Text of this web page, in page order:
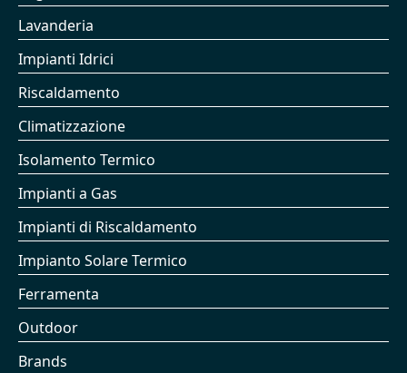
Lavanderia
Impianti Idrici
Riscaldamento
Climatizzazione
Isolamento Termico
Impianti a Gas
Impianti di Riscaldamento
Impianto Solare Termico
Ferramenta
Outdoor
Brands